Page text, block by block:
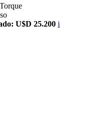
Torque
U$D 25.200 i